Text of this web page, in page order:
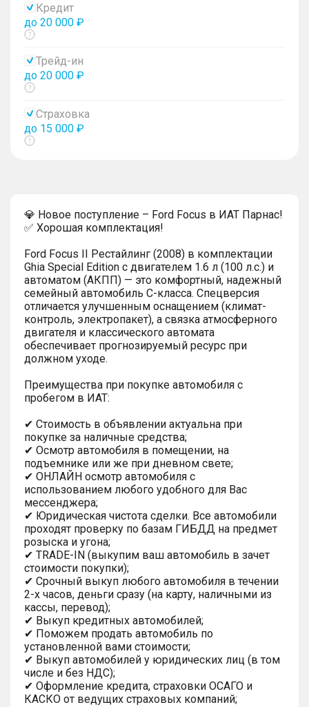
Кредит
до 20 000 ₽
Показать
Трейд-ин
до 20 000 ₽
Показать
Страховка
до 15 000 ₽
Показать
💎 Новое поступление – Ford Focus в ИАТ Парнас!
✅ Хорошая комплектация!
Ford Focus II Рестайлинг (2008) в комплектации
Ghia Special Edition с двигателем 1.6 л (100 л.с.) и
автоматом (АКПП) — это комфортный, надежный
семейный автомобиль C-класса. Спецверсия
отличается улучшенным оснащением (климат-
контроль, электропакет), а связка атмосферного
двигателя и классического автомата
обеспечивает прогнозируемый ресурс при
должном уходе.
Преимущества при покупке автомобиля с
пробегом в ИАТ:
✔ Стоимость в объявлении актуальна при
покупке за наличные средства;
✔ Осмотр автомобиля в помещении, на
подъемнике или же при дневном свете;
✔ ОНЛАЙН осмотр автомобиля с
использованием любого удобного для Вас
мессенджера;
✔ Юридическая чистота сделки. Все автомобили
проходят проверку по базам ГИБДД на предмет
розыска и угона;
✔ TRADE-IN (выкупим ваш автомобиль в зачет
стоимости покупки);
✔ Срочный выкуп любого автомобиля в течении
2-х часов, деньги сразу (на карту, наличными из
кассы, перевод);
✔ Выкуп кредитных автомобилей;
✔ Поможем продать автомобиль по
установленной вами стоимости;
✔ Выкуп автомобилей у юридических лиц (в том
числе и без НДС);
✔ Оформление кредита, страховки ОСАГО и
КАСКО от ведущих страховых компаний;